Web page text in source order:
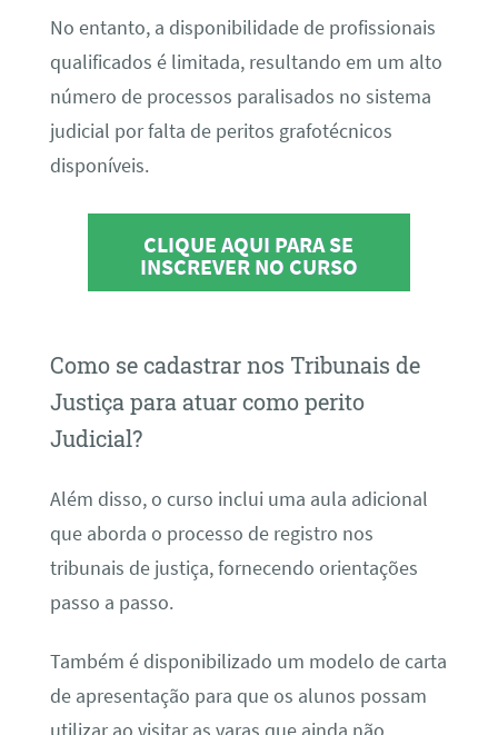
No entanto, a disponibilidade de profissionais
qualificados é limitada, resultando em um alto
número de processos paralisados no sistema
judicial por falta de peritos grafotécnicos
disponíveis.
CLIQUE AQUI PARA SE
INSCREVER NO CURSO
Como se cadastrar nos Tribunais de
Justiça para atuar como perito
Judicial?
Além disso, o curso inclui uma aula adicional
que aborda o processo de registro nos
tribunais de justiça, fornecendo orientações
passo a passo.
Também é disponibilizado um modelo de carta
de apresentação para que os alunos possam